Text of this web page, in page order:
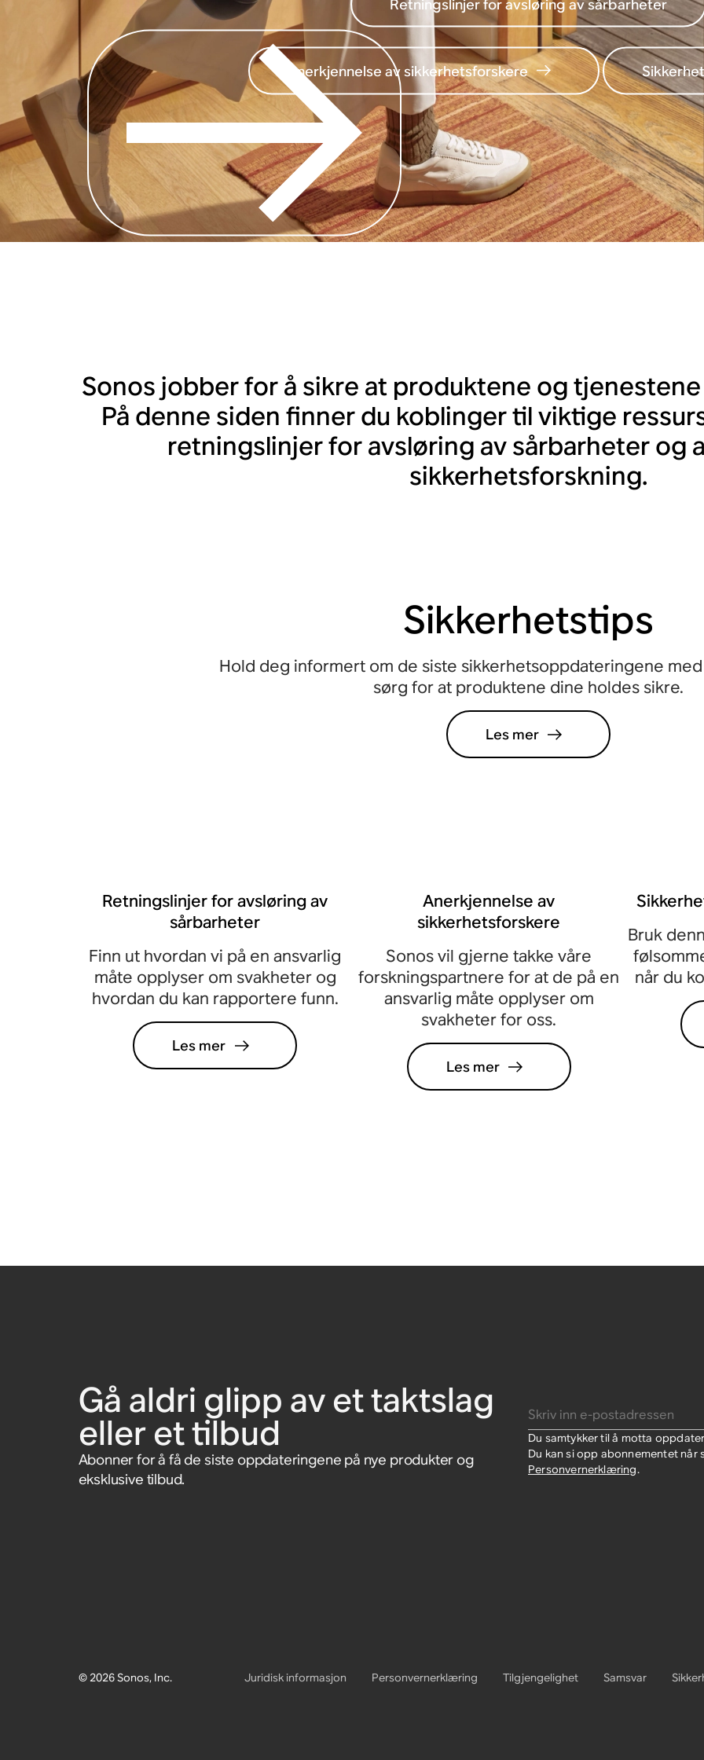
Anerkjennelse av sikkerhetsforskere
Sonos jobber for å sikre at produktene og
På denne siden finner du koblinger til viktige
retningslinjer for avsløring av sårbarheter og
sikkerhetsforskning.
Sikkerhetstips
Hold deg informert om de siste sikkerhetsoppdateringene
sørg for at produktene dine holdes sikre.
Les mer
Retningslinjer for avsløring av
sårbarheter
Finn ut hvordan vi på en ansvarlig
måte opplyser om svakheter og
hvordan du kan rapportere funn.
Les mer
Anerkjennelse av
sikkerhetsforskere
Sonos vil gjerne takke våre
forskningspartnere for at de på en
ansvarlig måte opplyser om
svakheter for oss.
Les mer
Bruk
når du
Gå aldri glipp av et taktslag
eller et tilbud
Abonner for å få de siste oppdateringene på nye produkter og
eksklusive tilbud.
Du samtykker til å motta
Du kan si opp abonnementet når
Personvernerklæring.
© 2026 Sonos, Inc. Juridisk informasjon Personvernerklæring Tilgjengelighet Samsvar